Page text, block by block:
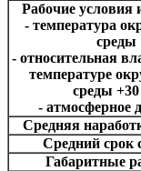
Рабочие условия
- температура
среды
- относительная
температуре
среды
- атмосферное
Средняя
Средний срок
Габаритные